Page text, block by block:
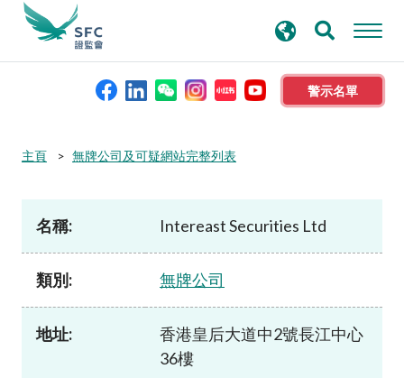
警示名單
本會簡介
規則及標準
資料庫
尋
主頁 無牌公司及可疑網站完整列表
名稱: Intereast Securities Ltd
類別: 無牌公司
地址:
香港皇后大道中2號長江中心
36樓